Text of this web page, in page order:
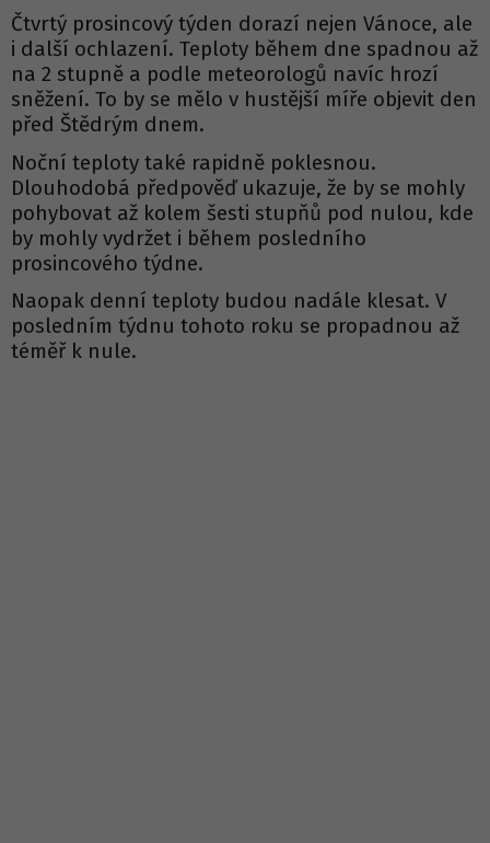
Čtvrtý prosincový týden dorazí nejen Vánoce, ale
i další ochlazení. Teploty během dne spadnou až
na 2 stupně a podle meteorologů navíc hrozí
sněžení. To by se mělo v hustější míře objevit den
před Štědrým dnem.
Noční teploty také rapidně poklesnou.
Dlouhodobá předpověď ukazuje, že by se mohly
pohybovat až kolem šesti stupňů pod nulou, kde
by mohly vydržet i během posledního
prosincového týdne.
Naopak denní teploty budou nadále klesat. V
posledním týdnu tohoto roku se propadnou až
téměř k nule.